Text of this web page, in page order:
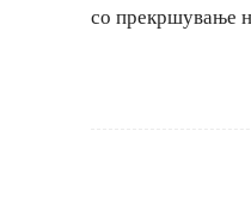
со прекршување